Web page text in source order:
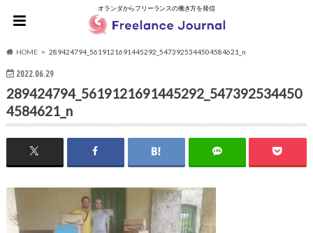
オランダからフリーランスの働き方を発信
HOME 289424794_5619121691445292_5473925344504584621_n
2022.06.29
289424794_5619121691445292_547392534450
4584621_n